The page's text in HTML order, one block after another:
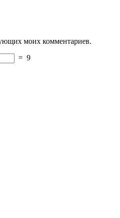
моих комментариев.
= 9